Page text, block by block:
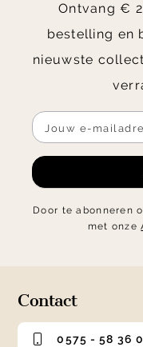
Ontvang €
bestelling en
nieuwste
Door te abonneren
met onze
Contact
0575 - 58 36